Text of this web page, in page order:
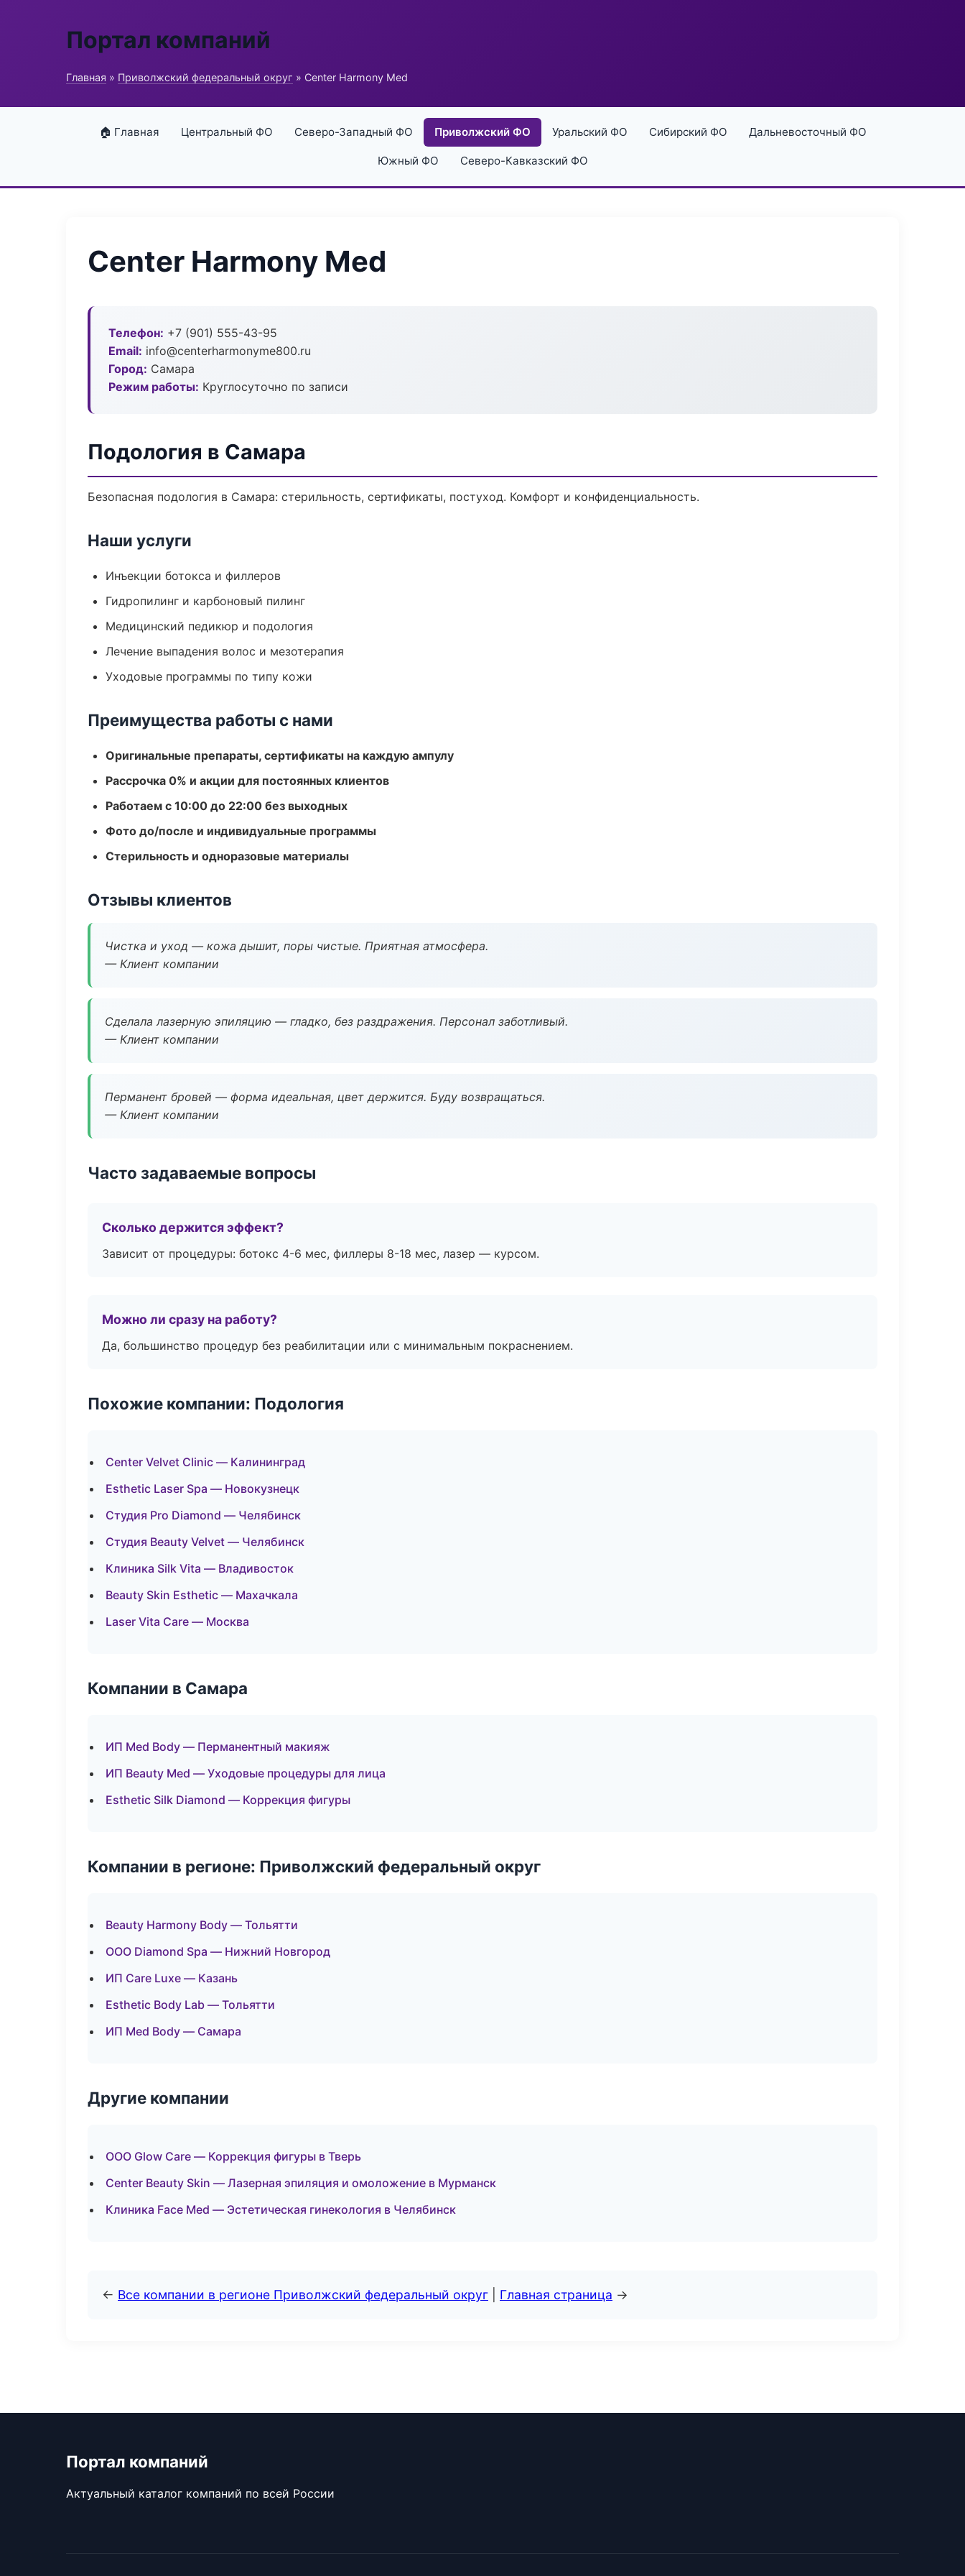
Портал компаний
Главная » Приволжский федеральный округ » Center Harmony Med
🏠 Главная Центральный ФО Северо-Западный ФО Приволжский ФО Уральский ФО Сибирский ФО Дальневосточный ФО
Южный ФО Северо-Кавказский ФО
Center Harmony Med
Телефон: +7 (901) 555-43-95
Email: info@centerharmonyme800.ru
Город: Самара
Режим работы: Круглосуточно по записи
Подология в Самара
Безопасная подология в Самара: стерильность, сертификаты, постуход. Комфорт и конфиденциальность.
Наши услуги
Инъекции ботокса и филлеров
Гидропилинг и карбоновый пилинг
Медицинский педикюр и подология
Лечение выпадения волос и мезотерапия
Уходовые программы по типу кожи
Преимущества работы с нами
Оригинальные препараты, сертификаты на каждую ампулу
Рассрочка 0% и акции для постоянных клиентов
Работаем с 10:00 до 22:00 без выходных
Фото до/после и индивидуальные программы
Стерильность и одноразовые материалы
Отзывы клиентов
Чистка и уход — кожа дышит, поры чистые. Приятная атмосфера.
— Клиент компании
Сделала лазерную эпиляцию — гладко, без раздражения. Персонал заботливый.
— Клиент компании
Перманент бровей — форма идеальная, цвет держится. Буду возвращаться.
— Клиент компании
Часто задаваемые вопросы
Сколько держится эффект?
Зависит от процедуры: ботокс 4-6 мес, филлеры 8-18 мес, лазер — курсом.
Можно ли сразу на работу?
Да, большинство процедур без реабилитации или с минимальным покраснением.
Похожие компании: Подология
Center Velvet Clinic — Калининград
Esthetic Laser Spa — Новокузнецк
Студия Pro Diamond — Челябинск
Студия Beauty Velvet — Челябинск
Клиника Silk Vita — Владивосток
Beauty Skin Esthetic — Махачкала
Laser Vita Care — Москва
Компании в Самара
ИП Med Body — Перманентный макияж
ИП Beauty Med — Уходовые процедуры для лица
Esthetic Silk Diamond — Коррекция фигуры
Компании в регионе: Приволжский федеральный округ
Beauty Harmony Body — Тольятти
ООО Diamond Spa — Нижний Новгород
ИП Care Luxe — Казань
Esthetic Body Lab — Тольятти
ИП Med Body — Самара
Другие компании
ООО Glow Care — Коррекция фигуры в Тверь
Center Beauty Skin — Лазерная эпиляция и омоложение в Мурманск
Клиника Face Med — Эстетическая гинекология в Челябинск
← Все компании в регионе Приволжский федеральный округ Главная страница →
Портал компаний
Актуальный каталог компаний по всей России